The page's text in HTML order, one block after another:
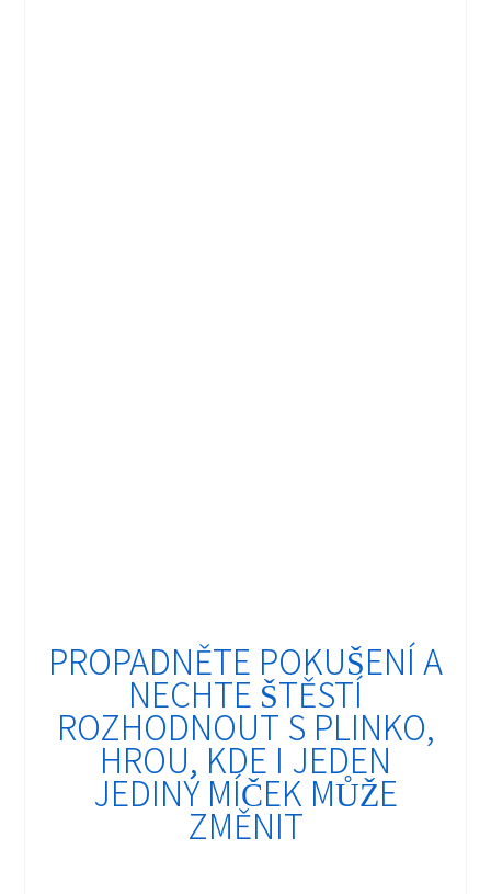
PROPADNĚTE POKUŠENÍ A
NECHTE ŠTĚSTÍ
ROZHODNOUT S PLINKO,
HROU, KDE I JEDEN
JEDINÝ MÍČEK MŮŽE
ZMĚNIT